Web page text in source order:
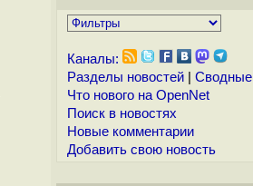
Каналы:
Разделы новостей| Сводные
Что нового на OpenNet
Поиск в новостях
Новые комментарии
Добавить свою новость